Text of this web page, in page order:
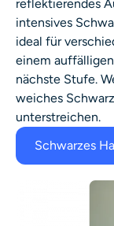
reflektierendes
intensives
ideal für
einem
nächste Stufe.
weiches
unterstreichen.
Schwarzes